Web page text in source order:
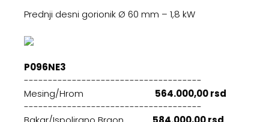
Prednji desni gorionik Ø 60 mm – 1,8 kW
P096NE3
-------------------------------------
Mesing/Hrom
564.000,00 rsd
-------------------------------------